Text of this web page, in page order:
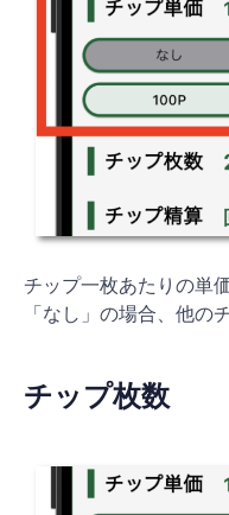
チップ一枚あたりの単
「なし」の場合、他の
チップ枚数